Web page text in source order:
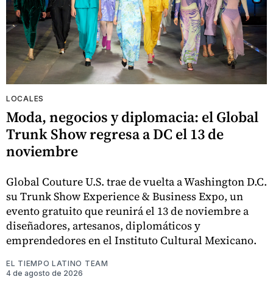
LOCALES
Moda, negocios y diplomacia: el Global
Trunk Show regresa a DC el 13 de
noviembre
Global Couture U.S. trae de vuelta a Washington D.C.
su Trunk Show Experience & Business Expo, un
evento gratuito que reunirá el 13 de noviembre a
diseñadores, artesanos, diplomáticos y
emprendedores en el Instituto Cultural Mexicano.
EL TIEMPO LATINO TEAM
4 de agosto de 2026